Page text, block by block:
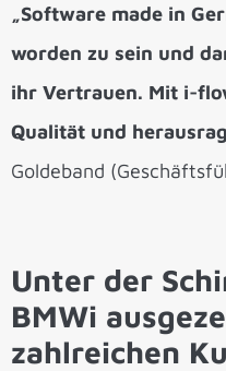
„Software made in
worden zu sein und
ihr Vertrauen. Mit i-
Qualität und
Goldeband
Unter der
BMWi
zahlreichen